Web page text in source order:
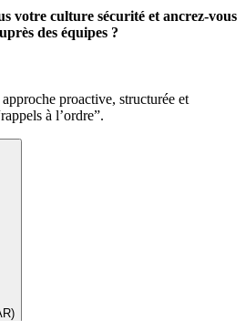
votre culture sécurité et ancrez-vous
des équipes ?
proactive, structurée et
à l’ordre”.